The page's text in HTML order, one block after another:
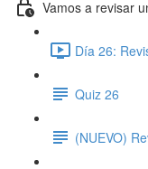
Vamos a revisar
Día 26:
Quiz 26
(NUEVO)